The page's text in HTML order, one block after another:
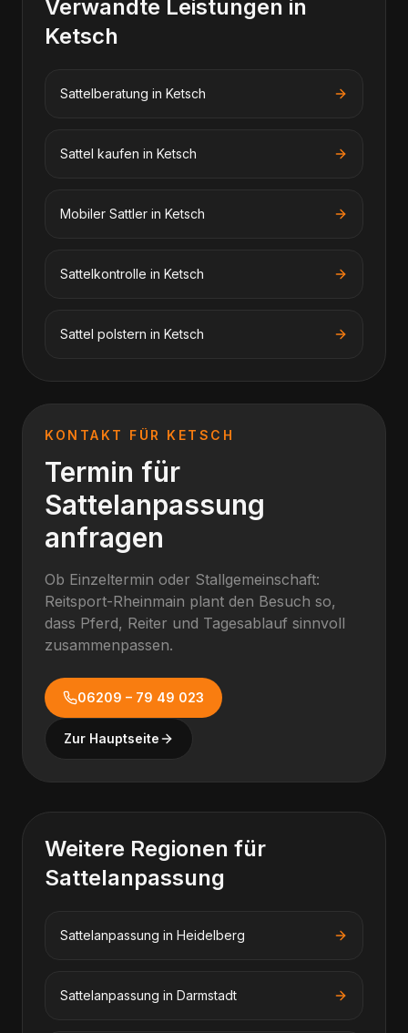
Verwandte Leistungen in
Ketsch
Sattelberatung in Ketsch
Sattel kaufen in Ketsch
Mobiler Sattler in Ketsch
Sattelkontrolle in Ketsch
Sattel polstern in Ketsch
KONTAKT FÜR KETSCH
Termin für
Sattelanpassung
anfragen
Ob Einzeltermin oder Stallgemeinschaft:
Reitsport-Rheinmain plant den Besuch so,
dass Pferd, Reiter und Tagesablauf sinnvoll
zusammenpassen.
06209 – 79 49 023
Zur Hauptseite
Weitere Regionen für
Sattelanpassung
Sattelanpassung in Heidelberg
Sattelanpassung in Darmstadt